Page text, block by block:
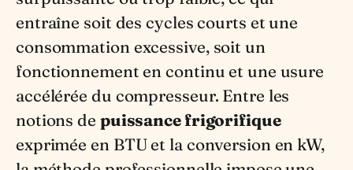
entraîne soit des cycles courts et une
consommation excessive, soit un
fonctionnement en continu et une usure
accélérée du compresseur. Entre les
notions de puissance frigorifique
exprimée en BTU et la conversion en kW,